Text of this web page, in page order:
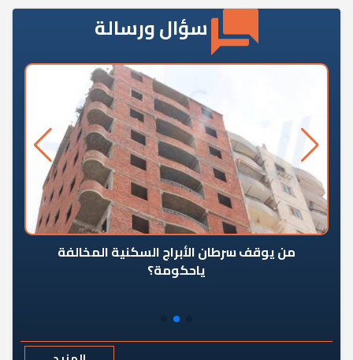
سؤال ورسالة
من يوقف سرطان الأبراج السكنية المخالفة
ياحكومة؟